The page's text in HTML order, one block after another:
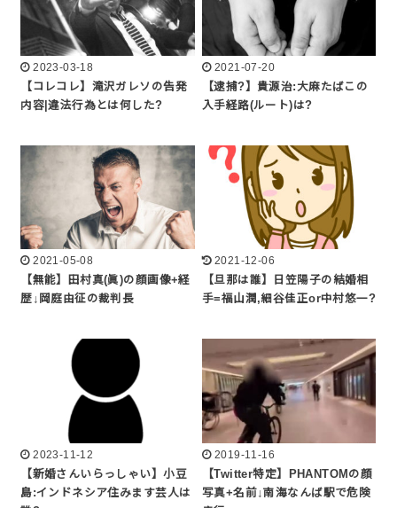
2023-03-18
【コレコレ】滝沢ガレソの告発
内容|違法行為とは何した?
2021-07-20
【逮捕?】貴源治:大麻たばこの
入手経路(ルート)は?
2021-05-08
【無能】田村真(眞)の顔画像+経
歴↓岡庭由征の裁判長
2021-12-06
【旦那は誰】日笠陽子の結婚相
手=福山潤,細谷佳正or中村悠一?
2023-11-12
【新婚さんいらっしゃい】小豆
島:インドネシア住みます芸人は
2019-11-16
【Twitter特定】PHANTOMの顔
写真+名前↓南海なんば駅で危険